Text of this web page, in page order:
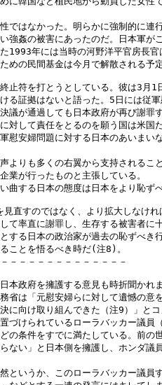
ではなかった。明らかに強制的に連
強姦の被害にあったのだ。日本軍が
1993年には当時の河野洋平官房長
めの民間基金は今月で解散される予
止符を打とうとしている。彼は3月1
る証拠はないと語った。5日には従
議が通過しても日本政府が再び謝罪
対して責任をとるのを願う国は米国
慰安婦問題に対する日本のあいまい
よりも多くの右翼から支持されるこ
業が行ったものと主張している。
曲する日本の態度は日本をより恥ず
直すのではなく、より拡大しなけれ
て率直に謝罪し、生存する被害者に
する日本の政治家が過去の恥ずべき
ことを悟るべき時だ(注8)。
－－－－－－－－－－
政府を擁護する意見も時折聞かれ
省は「元慰安婦らに対して遺憾の意
に向け取り組んできた（注9）」と
けられているローラバッカー議員
の条件をすでに満たしている。前の
ない」と日本側を擁護し、ホンダ議
いうか、このローラバッカー議員